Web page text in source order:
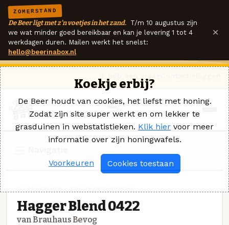
ZOMERSTAND
De Beer ligt met z'n voetjes in het zand. T/m 10 augustus zijn
we wat minder goed bereikbaar en kan je levering 1 tot 4
werkdagen duren. Mailen werkt het snelst:
hello@beerinabox.nl
×
Hagger Blend 0422
van Brauhaus Bevog
Koekje erbij?
De Beer houdt van cookies, het liefst met honing.
Zodat zijn site super werkt en om lekker te
grasduinen in webstatistieken. Klik hier voor meer
informatie over zijn honingwafels.
Voorkeuren Cookies toestaan